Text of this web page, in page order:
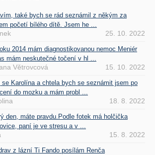
také bych se rád seznámil z někým za
početí bílého dítě. Jsem he ...
25. 10. 2022
2014 mám diagnostikovanou nemoc Meniér
mám neskutečné točení v hl ...
Větrovcová 15. 10. 2022
se Karolína a chtela bych se seznámit jsem po
do mozku a mám probl ...
18. 8. 2022
den, máte pravdu.Podle fotek má holčička
paní je ve stresu a v ...
15. 8. 2022
z lázní Ti Fando posílám Renča